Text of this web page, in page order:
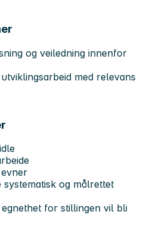
og veiledning innenfor
med relevans
og målrettet
for stillingen vil bli